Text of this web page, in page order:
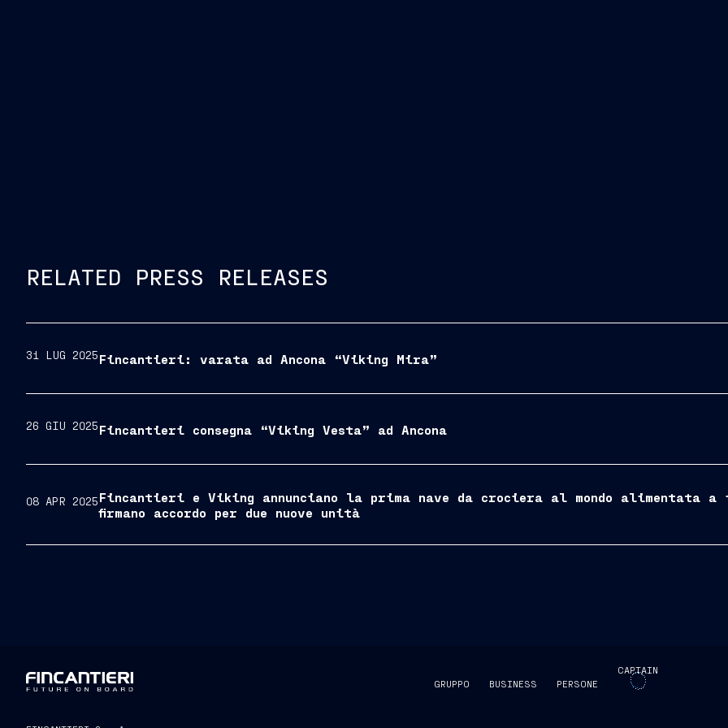
RELATED PRESS RELEASES
31 LUG 2025Fincantieri: varata ad Ancona “Viking Mira”
26 GIU 2025Fincantieri consegna “Viking Vesta” ad Ancona
08 APR 2025Fincantieri e Viking annunciano la prima nave da crociera al mondo alimentata a
firmano accordo per due nuove unità
GRUPPO BUSINESS PERSONE
CAPTAIN